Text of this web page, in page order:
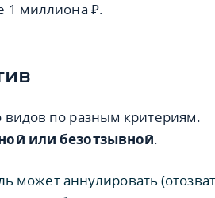
1 миллиона ₽.
видов по разным критериям.
или безотзывной.
может аннулировать